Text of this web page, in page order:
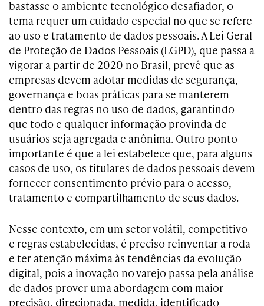
bastasse o ambiente tecnológico desafiador, o
tema requer um cuidado especial no que se refere
ao uso e tratamento de dados pessoais. A Lei Geral
de Proteção de Dados Pessoais (LGPD), que passa a
vigorar a partir de 2020 no Brasil, prevê que as
empresas devem adotar medidas de segurança,
governança e boas práticas para se manterem
dentro das regras no uso de dados, garantindo
que todo e qualquer informação provinda de
usuários seja agregada e anônima. Outro ponto
importante é que a lei estabelece que, para alguns
casos de uso, os titulares de dados pessoais devem
fornecer consentimento prévio para o acesso,
tratamento e compartilhamento de seus dados.
Nesse contexto, em um setor volátil, competitivo
e regras estabelecidas, é preciso reinventar a roda
e ter atenção máxima às tendências da evolução
digital, pois a inovação no varejo passa pela análise
de dados prover uma abordagem com maior
precisão, direcionada, medida, identificado